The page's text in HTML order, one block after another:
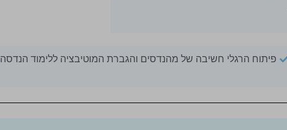
פיתוח הרגלי חשיבה של מהנדסים והגברת המוטיבציה ללימוד הנדסה